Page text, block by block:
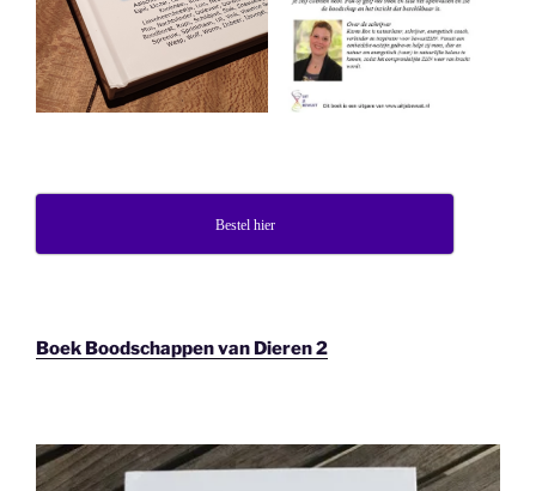
Bestel hier
Boek Boodschappen van Dieren 2